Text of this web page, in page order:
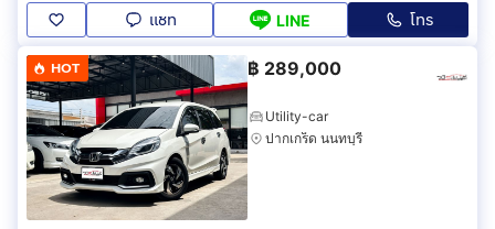
แชท LINE โทร
HOT ฿ 289,000
Utility-car
ปากเกร็ด นนทบุรี